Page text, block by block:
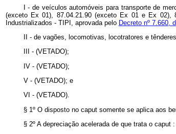
I - de veículos automóveis para transporte de
(exceto Ex 01), 87.04.21.90 (exceto Ex 01 e Ex 02),
Industrializados - TIPI, aprovada pelo Decreto nº 7.660,
II - de vagões, locomotivas, locotratores e
III - (VETADO);
IV - (VETADO);
V - (VETADO); e
VI - (VETADO).
§ 1º O disposto no caput somente se aplica aos
§ 2º A depreciação acelerada de que trata o caput :